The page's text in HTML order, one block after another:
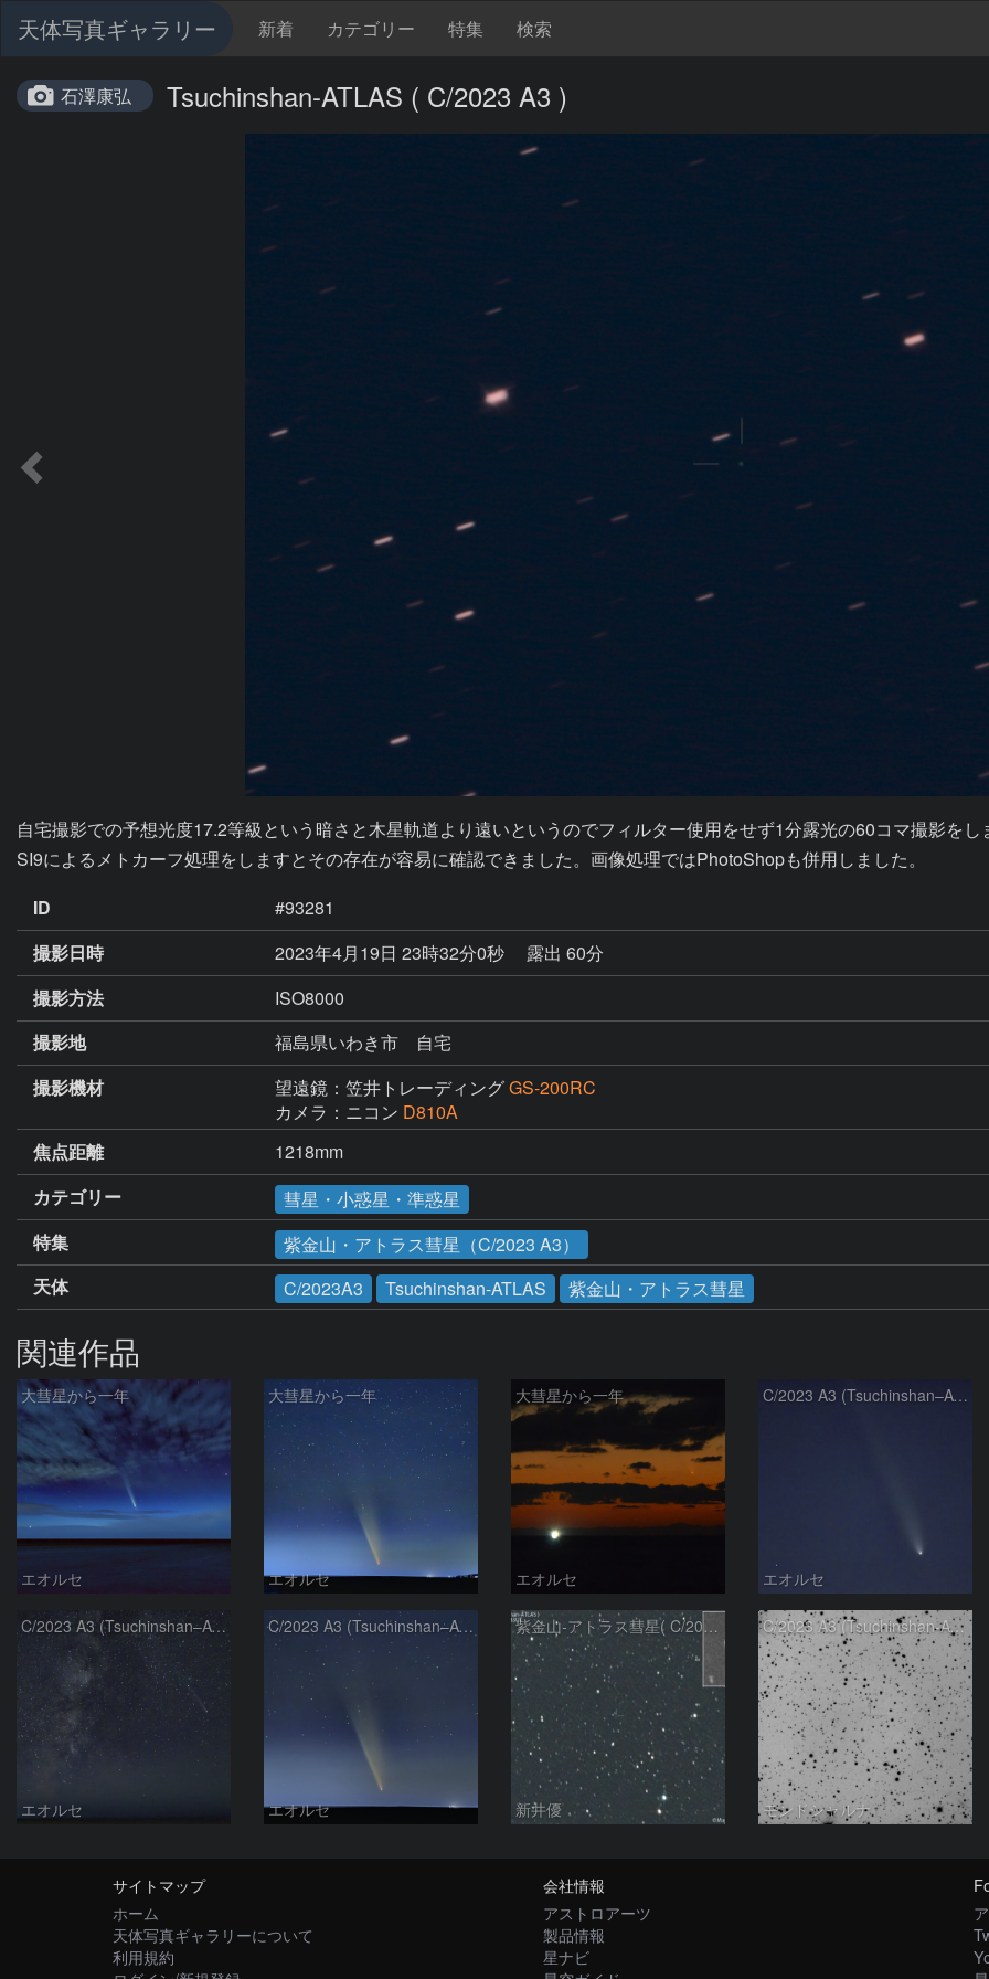
天体写真ギャラリー 新着 カテゴリー 特集 検索
石澤康弘 Tsuchinshan-ATLAS ( C/2023 A3 )
自宅撮影での予想光度17.2等級という暗さと木星軌道より遠いというのでフィルター使用をせず1分露光の60コマ撮影をし
SI9によるメトカーフ処理をしますとその存在が容易に確認できました。画像処理ではPhotoShopも併用しました。
ID
#93281
撮影日時
2023年4月19日 23時32分0秒
露出 60分
撮影方法
ISO8000
撮影地
福島県いわき市 自宅
撮影機材
望遠鏡：笠井トレーディングGS-200RC
カメラ：ニコン D810A
焦点距離
1218mm
カテゴリー
彗星・小惑星・準惑星
特集
紫金山・アトラス彗星（C/2023 A3）
天体
C/2023A3 Tsuchinshan-ATLAS 紫金山・アトラス彗星
関連作品
大彗星から一年
エオルセ
大彗星から一年
エオルセ
大彗星から一年
エオルセ
C/2023 A3 (Tsuchinshan–ATLAS)
エオルセ
C/2023 A3 (Tsuchinshan–ATLAS)と天の川
エオルセ
C/2023 A3 (Tsuchinshan–ATLAS)
エオルセ
紫金山-アトラス彗星( C/2023A3 )：2025/09/16
新井優
C/2023 A3 (Tsuchinshan-ATLAS)
モンドシャルナ
サイトマップ
ホーム
天体写真ギャラリーについて
利用規約
会社情報
アストロアーツ
製品情報
星ナビ